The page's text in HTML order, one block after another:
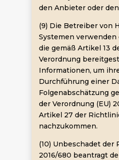
den Anbieter oder
(9) Die Betreiber von
Systemen verwenden
die gemäß Artikel 13
Verordnung
Informationen, um
Durchführung einer
Folgenabschätzung
der Verordnung (EU)
Artikel 27 der
nachzukommen.
(10) Unbeschadet der
2016/680 beantragt